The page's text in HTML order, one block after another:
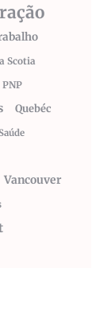
Scotia
PNP
Quebéc
Vancouver